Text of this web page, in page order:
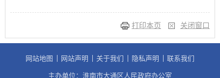
打印本页 关闭窗口
网站地图 网站声明 关于我们 隐私声明 联系我们
主办单位：淮南市大通区人民政府办公室